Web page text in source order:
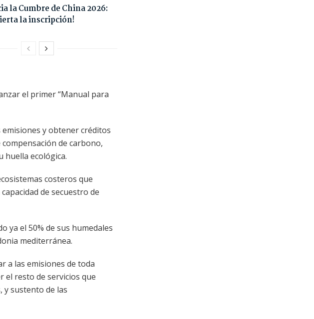
la Cumbre de China 2026:
la inscripción!
el primer “Manual para
y obtener créditos
de carbono,
huella ecológica.
costeros que
de secuestro de
ya el 50% de sus humedales
mediterránea.
a las emisiones de toda
el resto de servicios que
y sustento de las